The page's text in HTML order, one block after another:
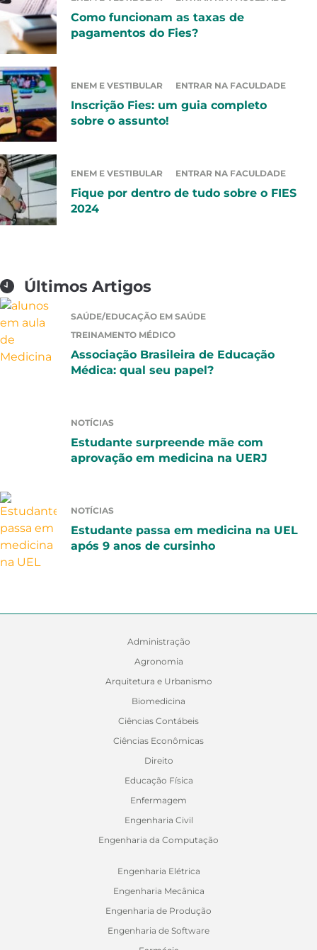
Como funcionam as taxas de
pagamentos do Fies?
ENEM E VESTIBULAR ENTRAR NA FACULDADE
Inscrição Fies: um guia completo
sobre o assunto!
ENEM E VESTIBULAR ENTRAR NA FACULDADE
Fique por dentro de tudo sobre o FIES
2024
Últimos Artigos
SAÚDE/EDUCAÇÃO EM SAÚDE
TREINAMENTO MÉDICO
Associação Brasileira de Educação
Médica: qual seu papel?
NOTÍCIAS
Estudante surpreende mãe com
aprovação em medicina na UERJ
NOTÍCIAS
Estudante passa em medicina na UEL
após 9 anos de cursinho
Administração
Agronomia
Arquitetura e Urbanismo
Biomedicina
Ciências Contábeis
Ciências Econômicas
Direito
Educação Física
Enfermagem
Engenharia Civil
Engenharia da Computação
Engenharia Elétrica
Engenharia Mecânica
Engenharia de Produção
Engenharia de Software